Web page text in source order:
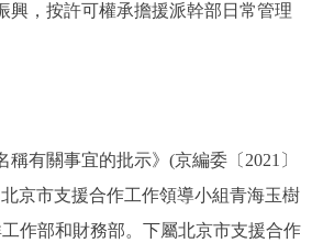
興，按許可權承擔援派幹部日常管理
有關事宜的批示》(京編委〔2021〕
京市支援合作工作領導小組青海玉樹
作部和財務部。下屬北京市支援合作